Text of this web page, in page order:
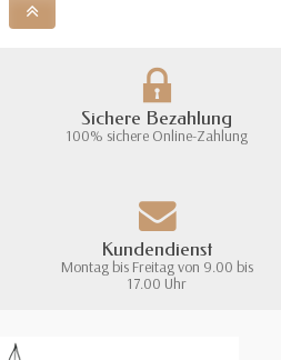
Sichere Bezahlung
100% sichere Online-Zahlung
Kundendienst
Montag bis Freitag von 9.00 bis
17.00 Uhr